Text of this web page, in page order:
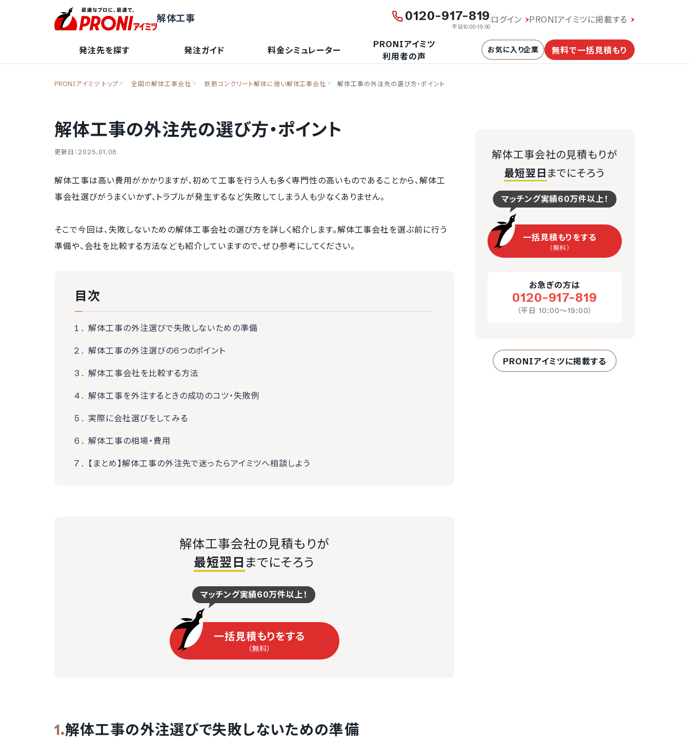
解体工事 0120-917-819
平日10:00-19:00
PRONIアイミツに掲載する
ログイン
発注先を探す 発注ガイド 料金シミュレーター
PRONIアイミツ
利用者の声
お気に入り企業 無料で一括見積もり
PRONIアイミツ トップ 全国の解体工事会社 鉄筋コンクリート解体に強い解体工事会社 解体工事の外注先の選び方・ポイント
解体工事の外注先の選び方・ポイント
更新日：2025.01.08
解体工事は高い費用がかかりますが、初めて工事を行う人も多く専門性の高いものであることから、解体工
事会社選びがうまくいかず、トラブルが発生するなど失敗してしまう人も少なくありません。
そこで今回は、失敗しないための解体工事会社の選び方を詳しく紹介します。解体工事会社を選ぶ前に行う
準備や、会社を比較する方法なども紹介していますので、ぜひ参考にしてください。
目次
解体工事の外注選びで失敗しないための準備
解体工事の外注選びの6つのポイント
解体工事会社を比較する方法
解体工事を外注するときの成功のコツ・失敗例
実際に会社選びをしてみる
解体工事の相場・費用
【まとめ】解体工事の外注先で迷ったらアイミツへ相談しよう
解体工事会社の見積もりが
最短翌日 までにそろう
マッチング実績60万件以上！
一括見積もりをする
（無料）
解体工事の外注選びで失敗しないための準備
解体工事会社の見積もりが
最短翌日 までにそろう
マッチング実績60万件以上！
一括見積もりをする
（無料）
お急ぎの方は
0120-917-819
（平日 10:00～19:00）
PRONIアイミツに掲載する